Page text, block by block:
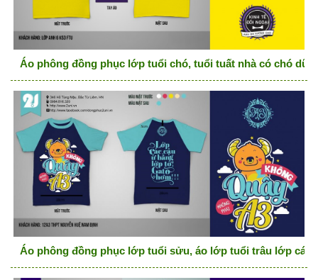
Áo phông đồng phục lớp tuổi chó, tuổi tuất nhà có chó dữ
Áo phông đồng phục lớp tuổi sửu, áo lớp tuổi trâu lớp các